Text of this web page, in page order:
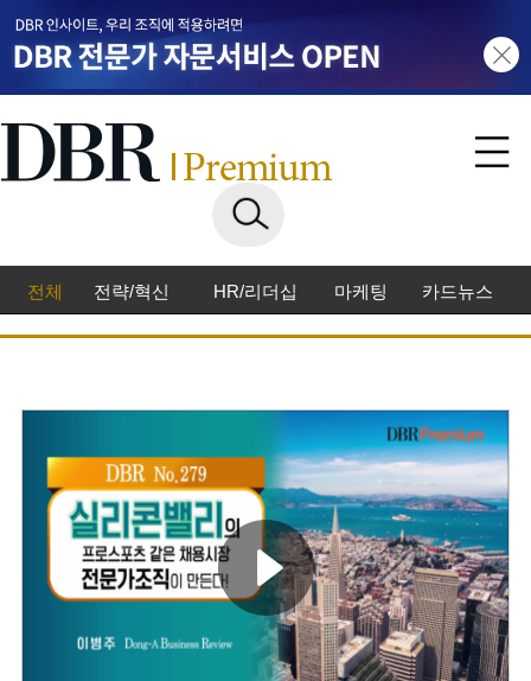
전체 전략/혁신 HR/리더십 마케팅 카드뉴스